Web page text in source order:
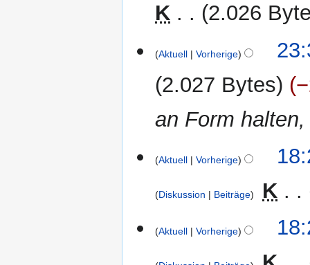
z
a
m
n
s
u
g
K
2.026
JuniAktuell Vorherige
2.027 Bytes
an Form
Aktuell Vorherige
Diskussion Beiträge K
e
n
Aktuell Vorherige